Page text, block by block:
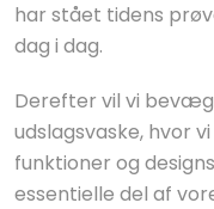
har stået tidens
dag i dag.
Derefter vil vi
udslagsvaske, hvor
funktioner og
essentielle del af